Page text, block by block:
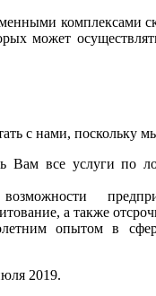
комплексами
может
с нами, поскольку
Вам все услуги по
а также
опытом в
2019.